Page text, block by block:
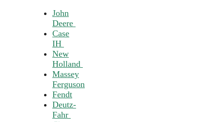
John
Deere
Case
IH
New
Holland
Massey
Ferguson
Fendt
Deutz-
Fahr